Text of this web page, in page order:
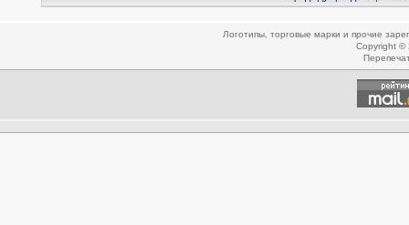
Логотипы, торговые марки и прочие
Copyright ©